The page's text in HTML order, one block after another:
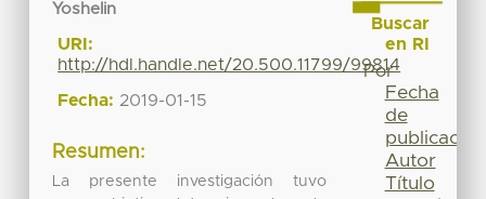
Yoshelin
URI:
http://hdl.handle.net/20.500.11799/99814
Fecha: 2019-01-15
Resumen:
La presente investigación tuvo
Buscar
en RI
Por
Fecha
de
publicación
Autor
Título